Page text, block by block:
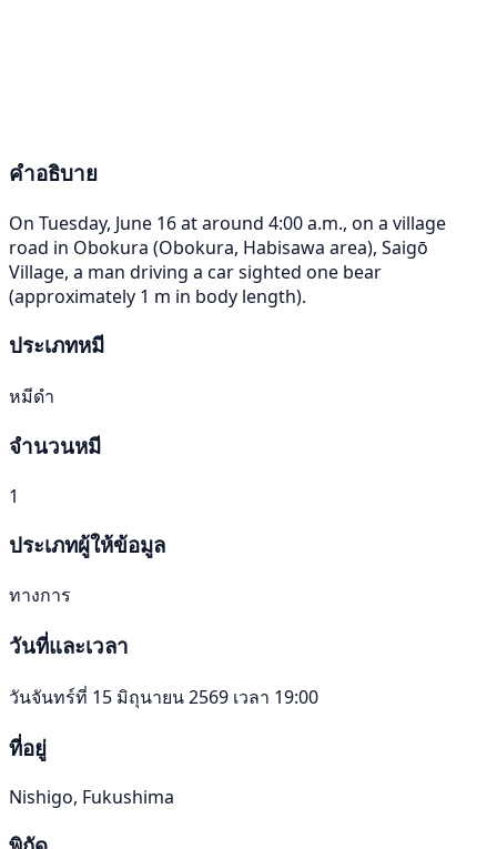
คำอธิบาย
On Tuesday, June 16 at around 4:00 a.m., on a village
road in Obokura (Obokura, Habisawa area), Saigō
Village, a man driving a car sighted one bear
(approximately 1 m in body length).
ประเภทหมี
หมีดำ
จำนวนหมี
1
ประเภทผู้ให้ข้อมูล
ทางการ
วันที่และเวลา
วันจันทร์ที่ 15 มิถุนายน 2569 เวลา 19:00
ที่อยู่
Nishigo, Fukushima